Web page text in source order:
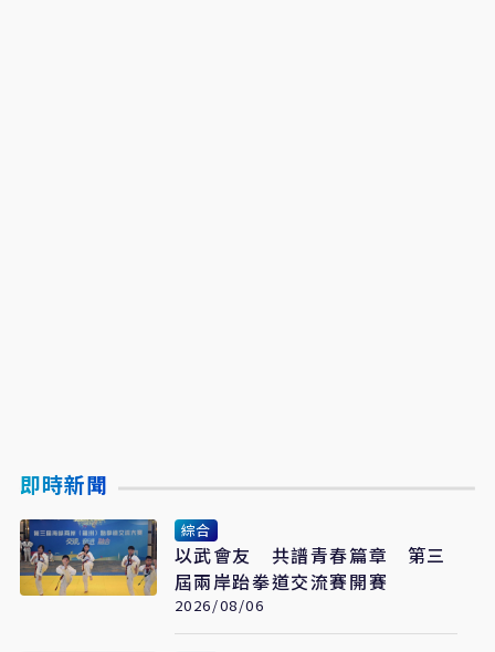
即時新聞
綜合
以武會友 共譜青春篇章 第三
屆兩岸跆拳道交流賽開賽
2026/08/06